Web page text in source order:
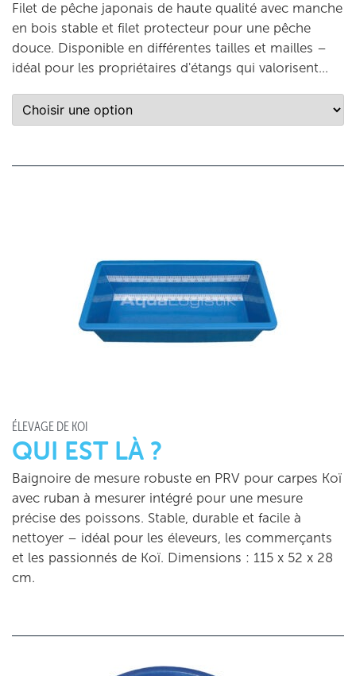
Filet de pêche japonais de haute qualité avec manche
en bois stable et filet protecteur pour une pêche
douce. Disponible en différentes tailles et mailles –
idéal pour les propriétaires d'étangs qui valorisent...
ÉLEVAGE DE KOÏ
QUI EST LÀ ?
Baignoire de mesure robuste en PRV pour carpes Koï
avec ruban à mesurer intégré pour une mesure
précise des poissons. Stable, durable et facile à
nettoyer – idéal pour les éleveurs, les commerçants
et les passionnés de Koï. Dimensions : 115 x 52 x 28
cm.